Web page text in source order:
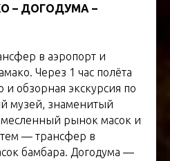
– ДОГОДУМА –
в аэропорт и
Через 1 час полёта
обзорная экскурсия по
музей, знаменитый
рынок масок и
— трансфер в
бамбара. Догодума —